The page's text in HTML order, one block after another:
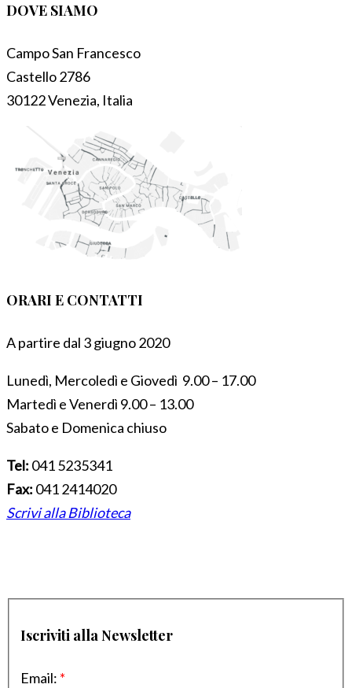
DOVE SIAMO
Campo San Francesco
Castello 2786
30122 Venezia, Italia
ORARI E CONTATTI
A partire dal 3 giugno 2020
Lunedì, Mercoledì e Giovedì 9.00 – 17.00
Martedì e Venerdì 9.00 – 13.00
Sabato e Domenica chiuso
Tel: 041 5235341
Fax: 041 2414020
Scrivi alla Biblioteca
Iscriviti alla Newsletter
Email: *